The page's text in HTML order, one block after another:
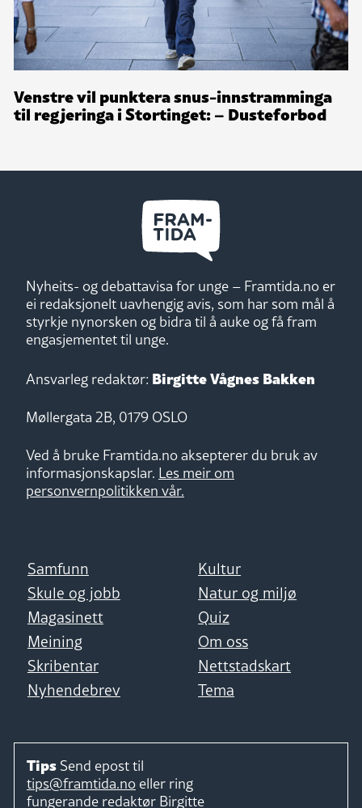
Venstre vil punktera snus-innstramminga
til regjeringa i Stortinget: – Dusteforbod
Nyheits- og debattavisa for unge – Framtida.no er
ei redaksjonelt uavhengig avis, som har som mål å
styrkje nynorsken og bidra til å auke og få fram
engasjementet til unge.
Ansvarleg redaktør: Birgitte Vågnes Bakken
Møllergata 2B, 0179 OSLO
Ved å bruke Framtida.no aksepterer du bruk av
informasjonskapslar. Les meir om
personvernpolitikken vår.
Samfunn
Kultur
Skule og jobb
Natur og miljø
Magasinett
Quiz
Meining
Om oss
Skribentar
Nettstadskart
Nyhendebrev
Tema
Tips Send epost til
tips@framtida.no eller ring
fungerande redaktør Birgitte